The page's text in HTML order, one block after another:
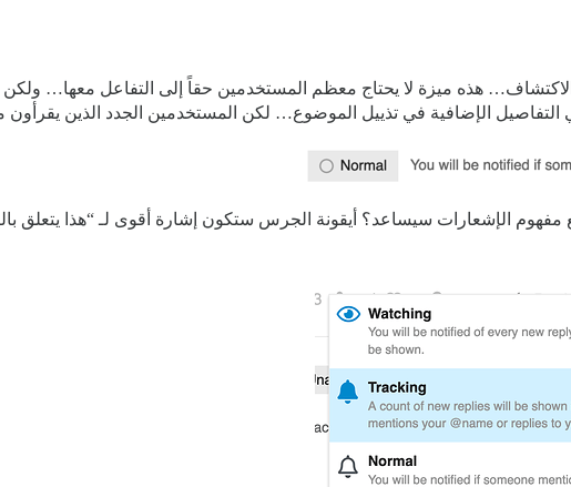
الاكتشاف… هذه ميزة لا يحتاج معظم المستخدمين حقاً إلى التفاعل معها…
التفاصيل الإضافية في تذييل الموضوع… لكن المستخدمين الجدد الذين يقرأون
مفهوم الإشعارات سيساعد؟ أيقونة الجرس ستكون إشارة أقوى لـ “هذا يتعلق